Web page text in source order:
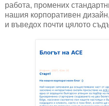
работа, промених
нашия корпоративен
и въведох почти цялото